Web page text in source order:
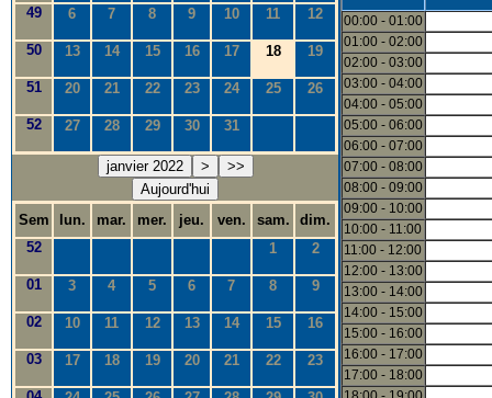
49 6 7 8 9 10 11 12
50 13 14 15 16 17 18 19
51 20 21 22 23 24 25 26
52 27 28 29 30 31
janvier 2022 >
>>
Aujourd'hui
Sem
lun. mar. mer. jeu. ven. sam.
dim.
52
1 2
01 3 4 5 6 7 8 9
02 10 11 12 13 14 15 16
03 17 18 19 20 21 22 23
00:00 - 01:00
01:00 - 02:00
02:00 - 03:00
03:00 - 04:00
04:00 - 05:00
05:00 - 06:00
06:00 - 07:00
07:00 - 08:00
08:00 - 09:00
09:00 - 10:00
10:00 - 11:00
11:00 - 12:00
12:00 - 13:00
13:00 - 14:00
14:00 - 15:00
15:00 - 16:00
16:00 - 17:00
17:00 - 18:00